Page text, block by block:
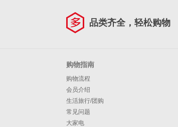
500g*2罐
品类齐全，轻松购物
购物指南
购物流程
会员介绍
生活旅行/团购
常见问题
大家电